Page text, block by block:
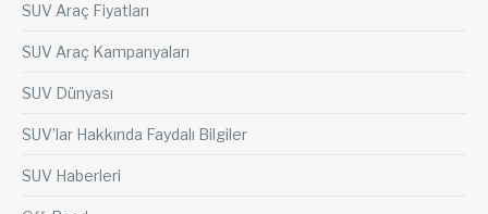
SUV Araç Fiyatları
SUV Araç Kampanyaları
SUV Dünyası
SUV’lar Hakkında Faydalı Bilgiler
SUV Haberleri